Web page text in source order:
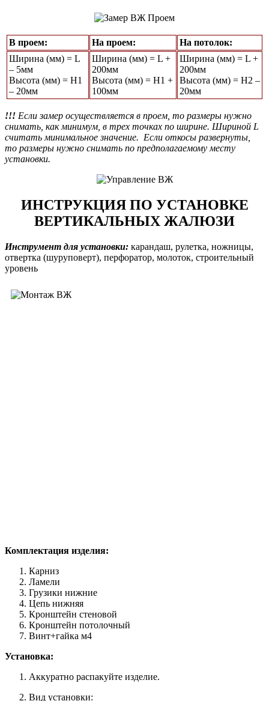
В проем: На проем:
На потолок:
Ширина (мм) = L
– 5мм
Высота (мм) = Н1
– 20мм
Ширина (мм) = L +
200мм
Высота (мм) = Н1 +
100мм
Ширина (мм) = L +
200мм
Высота (мм) = Н2 –
20мм
!!! Если замер осуществляется в проем, то размеры нужно
снимать, как минимум, в трех точках по ширине. Шириной L
считать минимальное значение. Если откосы развернуты,
то размеры нужно снимать по предполагаемому месту
установки.
ИНСТРУКЦИЯ ПО УСТАНОВКЕ
ВЕРТИКАЛЬНЫХ ЖАЛЮЗИ
Инструмент для установки: карандаш, рулетка, ножницы,
отвертка (шуруповерт), перфоратор, молоток, строительный
уровень
Комплектация изделия:
Карниз
Ламели
Грузики нижние
Цепь нижняя
Кронштейн стеновой
Кронштейн потолочный
Винт+гайка м4
Установка:
Аккуратно распакуйте изделие.
Вид установки: